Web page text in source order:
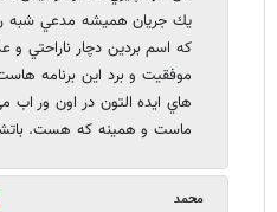
يك جريان هميشه مدعي شبه
كه اسم بردين دچار ناراحتي
موفقيت و برد اين برنامه
هاي ايده التون در اون ور اب
ماست و همينه كه هست.
محمد